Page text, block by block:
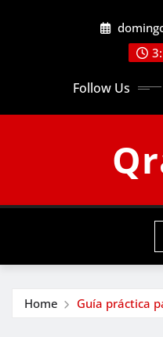
Follow Us
Home Guía práctica